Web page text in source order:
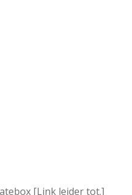
[Link leider tot.]